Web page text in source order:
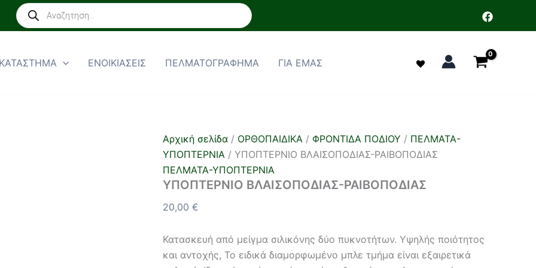
Products
search
ΚΑΤΑΣΤΗΜΑ ΕΝΟΙΚΙΑΣΕΙΣ ΠΕΛΜΑΤΟΓΡΑΦΗΜΑ ΓΙΑ ΕΜΑΣ
Αρχική σελίδα / ΟΡΘΟΠΑΙΔΙΚΑ / ΦΡΟΝΤΙΔΑ ΠΟΔΙΟΥ / ΠΕΛΜΑΤΑ-
ΥΠΟΠΤΕΡΝΙΑ / ΥΠΟΠΤΕΡΝΙΟ ΒΛΑΙΣΟΠΟΔΙΑΣ-ΡΑΙΒΟΠΟΔΙΑΣ
ΠΕΛΜΑΤΑ-ΥΠΟΠΤΕΡΝΙΑ
ΥΠΟΠΤΕΡΝΙΟ ΒΛΑΙΣΟΠΟΔΙΑΣ-ΡΑΙΒΟΠΟΔΙΑΣ
20,00 €
Κατασκευή από μείγμα σιλικόνης δύο πυκνοτήτων. Υψηλής ποιότητος
και αντοχής, Το ειδικά διαμορφωμένο μπλε τμήμα είναι εξαιρετικά
ΥΠΟΠΤΕΡΝΙΟ
ΡΑΙΒΟΠΟΔΙΑΣ